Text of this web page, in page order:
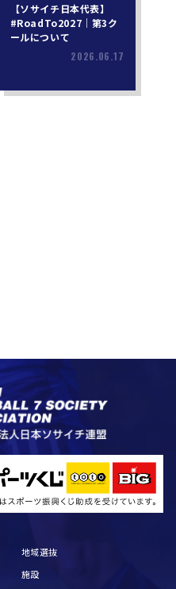
【ソサイチ日本代表】
#RoadTo2027｜第3ク
ールについて
2026.06.17
地域選抜
施設